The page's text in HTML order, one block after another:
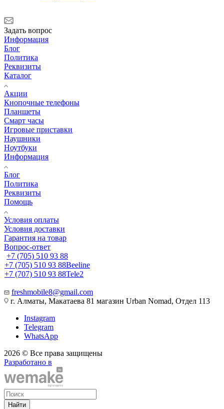
Задать вопрос
Информация
Блог
Политика
Реквизиты
Каталог
Акции
Кнопочные телефоны
Планшеты
Смарт часы
Игровые приставки
Наушники
Ноутбуки
Информация
Блог
Политика
Реквизиты
Помощь
Условия оплаты
Условия доставки
Гарантия на товар
Вопрос-ответ
+7 (705) 510 93 88
+7 (705) 510 93 88Beeline
+7 (707) 510 93 88Tele2
freshmobile8@gmail.com
г. Алматы, Макатаева 81 магазин Urban Nomad, Отдел 113
Instagram
Telegram
WhatsApp
2026 © Все права защищены
Разработано в
Найти